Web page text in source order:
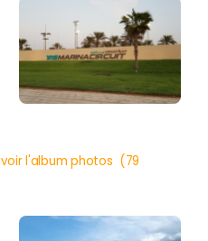
voir l'album photos (79